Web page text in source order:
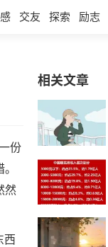
交友 探索 励志
份
然
西
相关文章